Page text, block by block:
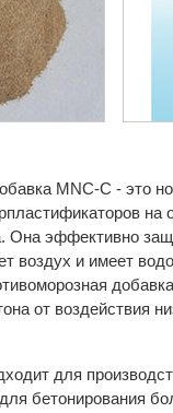
MNC-C - это
Она эффективно
воздух и имеет
от воздействия
для
бетонирования